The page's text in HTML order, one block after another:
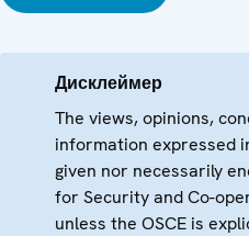
Дисклеймер
The views, opinions,
information expressed
given nor necessarily
for Security and Co-
unless the OSCE is